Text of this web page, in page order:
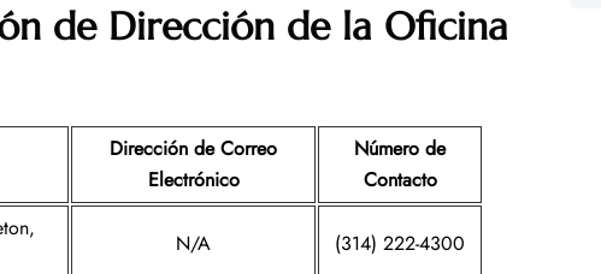
de Dirección de la Oficina
Dirección de Correo
Electrónico
Número de
Contacto
N/A (314) 222-4300